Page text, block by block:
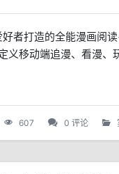
者打造的全能漫画阅
义移动端追漫、看漫
607 0 评论